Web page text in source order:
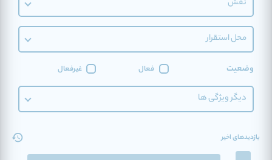
محل استقرار
وضعیت فعال غیرفعال
دیگر ویژگی ها
بازدیدهای اخیر